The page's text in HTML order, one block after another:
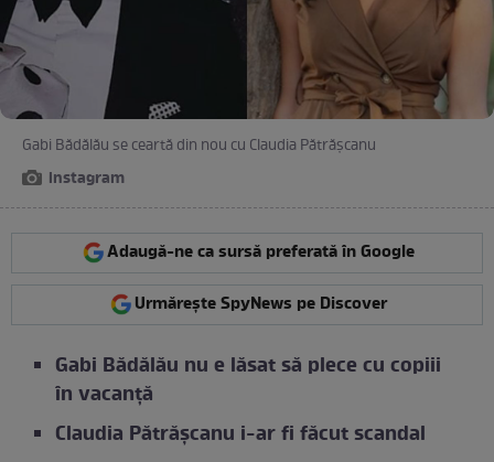
Gabi Bădălău se ceartă din nou cu Claudia Pătrășcanu
instagram
Adaugă-ne ca sursă preferată în Google
Urmărește SpyNews pe Discover
Gabi Bădălău nu e lăsat să plece cu copiii
în vacanță
Claudia Pătrășcanu i-ar fi făcut scandal